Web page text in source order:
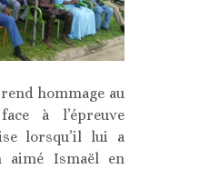
hommage au
à l’épreuve
lorsqu’il lui a
aimé Ismaël en